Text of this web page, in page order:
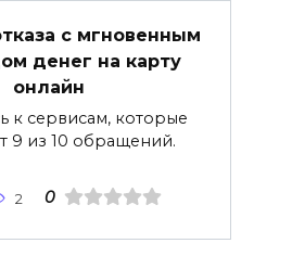
с мгновенным
денег на карту
онлайн
к сервисам, которые
9 из 10 обращений.
2 0